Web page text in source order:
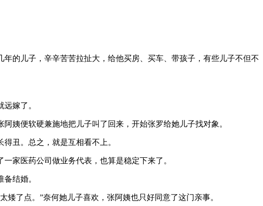
的儿子，辛辛苦苦拉扯大，给他买房、买车、带孩子，有些儿子不但不
嫁了。
姨便软硬兼施地把儿子叫了回来，开始张罗给她儿子找对象。
丑。总之，就是互相看不上。
家医药公司做业务代表，也算是稳定下来了。
结婚。
了点。”奈何她儿子喜欢，张阿姨也只好同意了这门亲事。